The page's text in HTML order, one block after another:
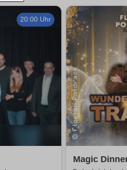
20:00 Uhr
Magic